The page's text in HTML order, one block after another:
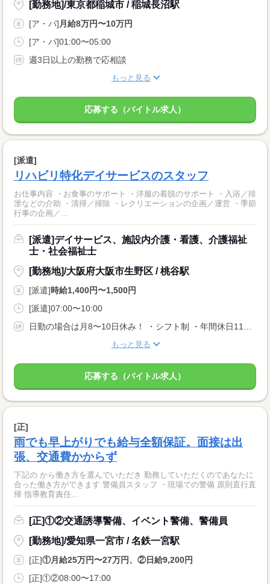
[勤務地]/東京都稲城市 / 稲城長沼駅
[ア・パ]月給8万円〜10万円
[ア・パ]01:00〜05:00
週3日以上の勤務で応相談
もっと見る
応募する（バイトル求人）
[派遣]
リハビリ特化デイサービスのスタッフ
お仕事内容 ・お食事のサポート ・洋服の着脱のサポート ・入浴／排
泄などの介助 ・清掃／掃除 ・レクリエーションの企画／運営 ・季節
行事の企画／...
[派遣]デイサービス、施設内介護・看護、介護福祉
士・社会福祉士
[勤務地]/大阪府大阪市生野区 / 桃谷駅
[派遣]時給1,400円〜1,500円
[派遣]07:00〜10:00
日勤の場合は月8〜10日休み！ ・シフト制 ・年間休日110日(日勤) ・有給休暇 ・長期休暇 ・産前産後休暇 ・育児休暇 ・介護休暇 ・家庭都合のお休みOK ※配属先により異なる
もっと見る
応募する（バイトル求人）
[正]
雨でも早上がりでも給与全額保証。面接は出
張、交通費かからず
下記の から働き方を選んでいただき 勤務していただくのであなたに
合った働き方ができます 警備員スタッフ ・現場での警備 原則直行直
帰 指導教育責任...
[正]①②交通誘導警備、イベント警備、警備員
[勤務地]/愛知県一宮市 / 名鉄一宮駅
[正]①月給25万円〜27万円、②日給9,200円
[正]①②08:00〜17:00